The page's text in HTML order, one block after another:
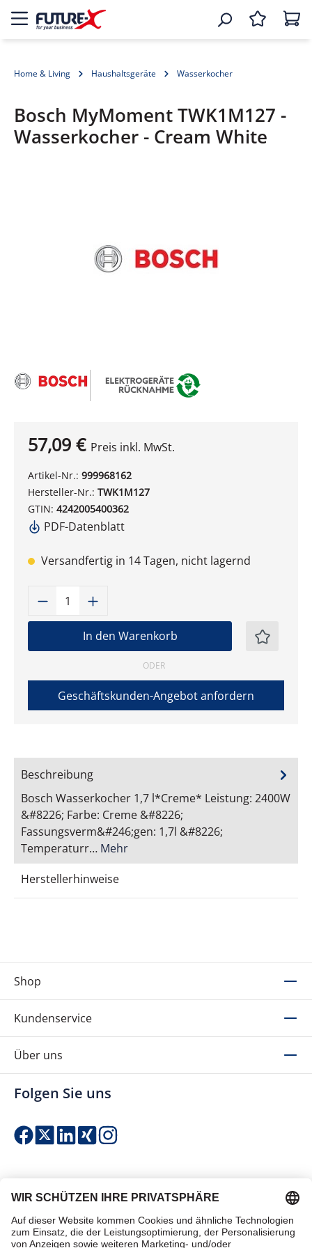
Home & Living Haushaltsgeräte Wasserkocher
Bosch MyMoment TWK1M127 -
Wasserkocher - Cream White
57,09 € Preis inkl. MwSt.
Artikel-Nr.: 999968162
Hersteller-Nr.: TWK1M127
GTIN: 4242005400362
PDF-Datenblatt
Versandfertig in 14 Tagen, nicht lagernd
Produkt Anzahl: Gib den
In den Warenkorb
ODER
Geschäftskunden-Angebot anfordern
Beschreibung
Bosch Wasserkocher 1,7 l*Creme* Leistung: 2400W
&#8226; Farbe: Creme &#8226;
Fassungsverm&#246;gen: 1,7l &#8226;
Temperaturr… Mehr
Herstellerhinweise
Shop
Kundenservice
Über uns
Folgen Sie uns
Einfach & sicher bezahlen